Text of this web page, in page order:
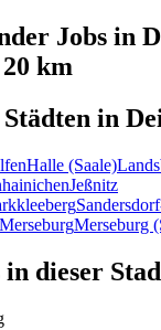
Jobs in
km
Städten in
Halle (Saale)
Jeßnitz
MerseburgMerseburg
in dieser